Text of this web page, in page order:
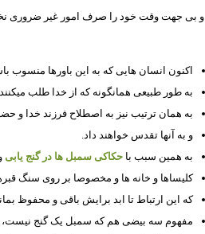
و بی جهت وقت خود را صرف امور غیر ضروری
اکنون انسان هایی که به این باورها منسوب
به طور طبیعی همانگونه که از خدا طلب
به همان ترتیب نیز به اصطلاح فرزند خدا و
و به آنها تقدس خواهند داد.
به همین سبب با حکاکی سمبل ها در گنج یابی
کلیساها و خانه ها و مخصوصا بر روی سنگ
که این ارتباط تا ابد برایش باقی و محفوظ
مفهوم سه بیضی هم که سمبل یک گنج نیست،